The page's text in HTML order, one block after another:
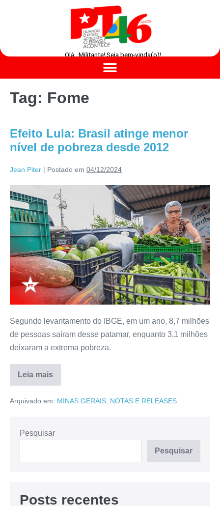
Olá , Militante! Seja bem-vinda(o)!
Tag: Fome
Efeito Lula: Brasil atinge menor
nível de pobreza desde 2012
Jean Piter | Postado em 04/12/2024
Segundo levantamento do IBGE, em um ano, 8,7 milhões
de pessoas saíram desse patamar, enquanto 3,1 milhões
deixaram a extrema pobreza.
Leia mais
Arquivado em: MINAS GERAIS NOTAS E RELEASES
Pesquisar
Pesquisar
Posts recentes